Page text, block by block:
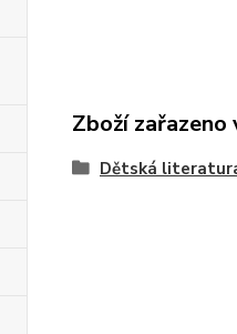
Zboží
Dětská